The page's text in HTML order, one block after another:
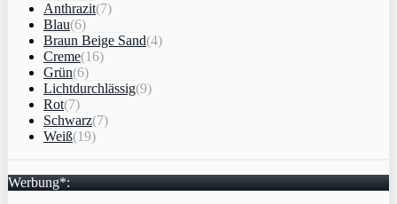
Anthrazit(7)
Blau(6)
Braun Beige Sand(4)
Creme(16)
Grün(6)
Lichtdurchlässig(9)
Rot(7)
Schwarz(7)
Weiß(19)
Werbung*: